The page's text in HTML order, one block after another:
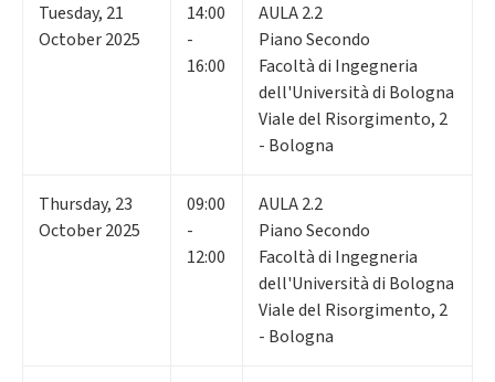
Tuesday, 21
October 2025
14:00
-
16:00
AULA 2.2
Piano Secondo
Facoltà di Ingegneria
dell'Università di Bologna
Viale del Risorgimento, 2
- Bologna
Thursday, 23
October 2025
09:00
-
12:00
AULA 2.2
Piano Secondo
Facoltà di Ingegneria
dell'Università di Bologna
Viale del Risorgimento, 2
- Bologna